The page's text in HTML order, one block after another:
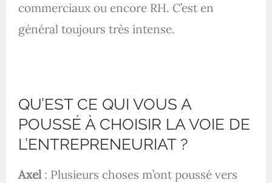
commerciaux ou encore RH. C’est en
général toujours très intense.
QU’EST CE QUI VOUS A
POUSSÉ À CHOISIR LA VOIE DE
L’ENTREPRENEURIAT ?
Axel: Plusieurs choses m’ont poussé vers